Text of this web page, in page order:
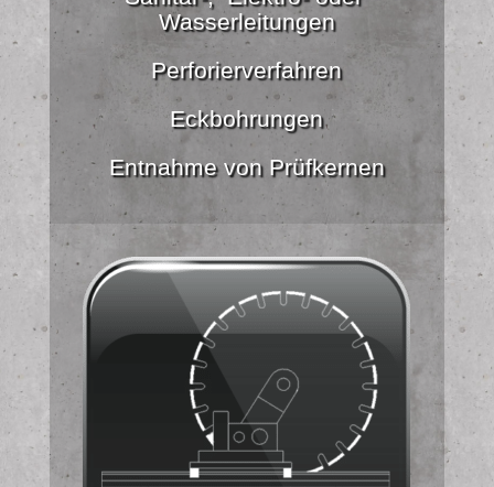
Wasserleitungen
Perforierverfahren
Eckbohrungen
Entnahme von Prüfkernen